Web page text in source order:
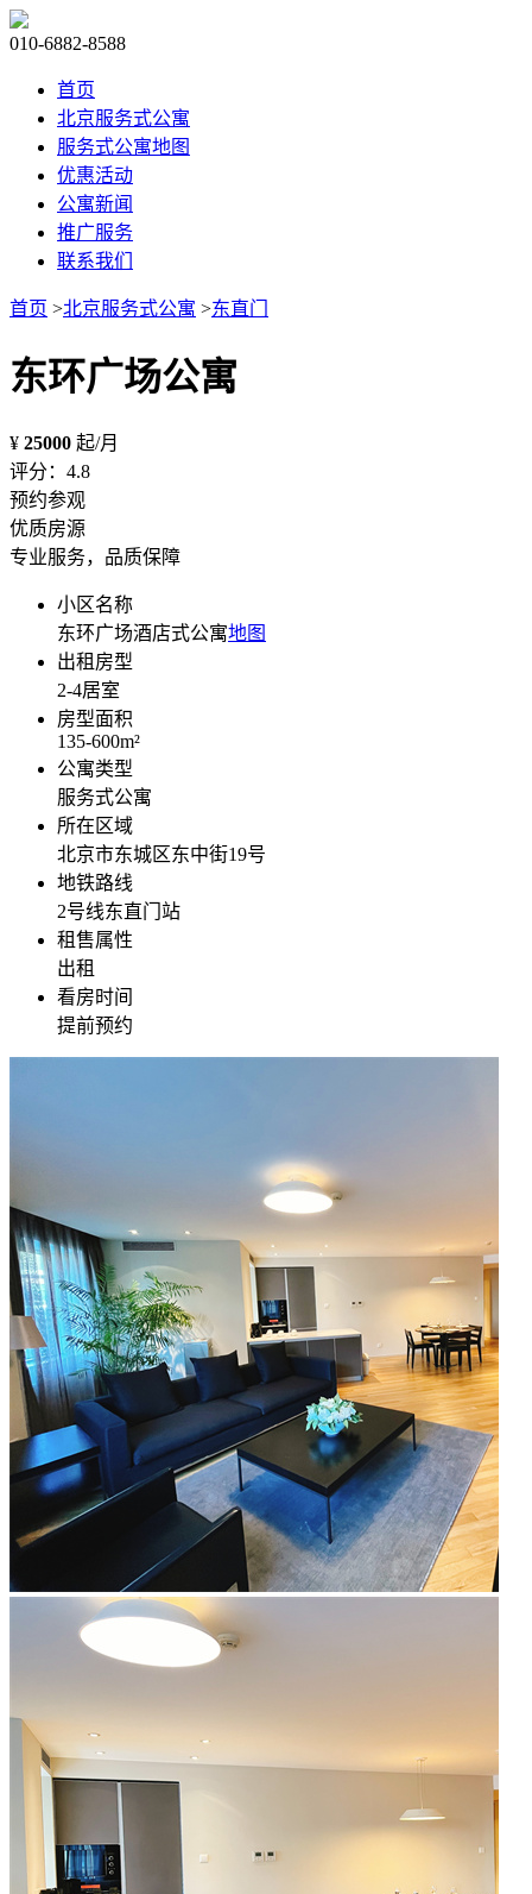
010-6882-8588
首页
北京服务式公寓
服务式公寓地图
优惠活动
公寓新闻
推广服务
联系我们
首页 >北京服务式公寓 >东直门
东环广场公寓
¥ 25000 起/月
评分：4.8
预约参观
优质房源
专业服务，品质保障
小区名称
东环广场酒店式公寓地图
出租房型
2-4居室
房型面积
135-600m²
公寓类型
服务式公寓
所在区域
北京市东城区东中街19号
地铁路线
2号线东直门站
租售属性
出租
看房时间
提前预约